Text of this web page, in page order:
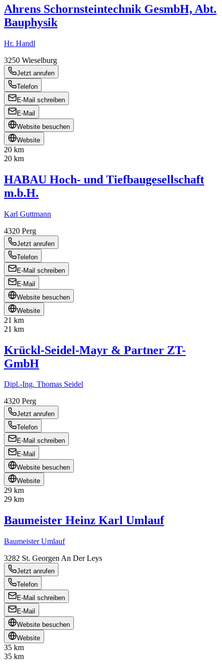
Ahrens Schornsteintechnik GesmbH, Abt.
Bauphysik
Hr. Handl
3250 Wieselburg
Jetzt anrufen
Telefon
E-Mail schreiben
E-Mail
Website besuchen
Website
20 km
20 km
HABAU Hoch- und Tiefbaugesellschaft
m.b.H.
Karl Guttmann
4320 Perg
Jetzt anrufen
Telefon
E-Mail schreiben
E-Mail
Website besuchen
Website
21 km
21 km
Krückl-Seidel-Mayr & Partner ZT-
GmbH
Dipl.-Ing. Thomas Seidel
4320 Perg
Jetzt anrufen
Telefon
E-Mail schreiben
E-Mail
Website besuchen
Website
29 km
29 km
Baumeister Heinz Karl Umlauf
Baumeister Umlauf
3282 St. Georgen An Der Leys
Jetzt anrufen
Telefon
E-Mail schreiben
E-Mail
Website besuchen
Website
35 km
35 km